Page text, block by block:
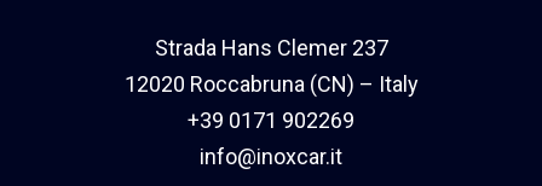
Strada Hans Clemer 237
12020 Roccabruna (CN) – Italy
+39 0171 902269
info@inoxcar.it